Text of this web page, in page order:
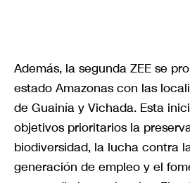
Además, la segunda ZEE se
estado Amazonas con las
de Guainía y Vichada. Esta
objetivos prioritarios la
biodiversidad, la lucha contra
generación de empleo y el